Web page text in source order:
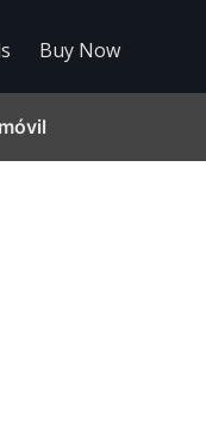
Buy Now